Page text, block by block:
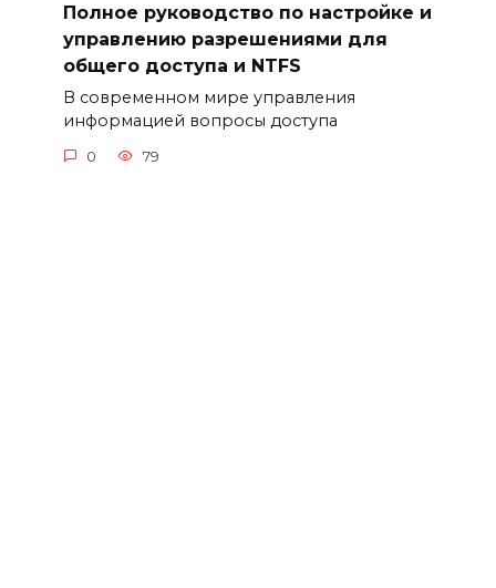
Полное руководство по настройке и
управлению разрешениями для
общего доступа и NTFS
В современном мире управления
информацией вопросы доступа
0 79